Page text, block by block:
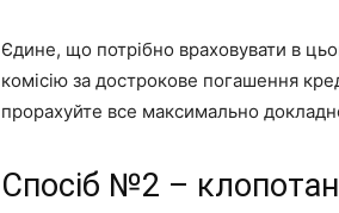
Єдине, що потрібно враховувати в
комісію за дострокове погашення
прорахуйте все максимально
Спосіб №2 –